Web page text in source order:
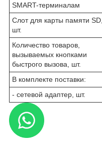
SMART-терминалам
Слот для карты памяти SD,
шт.
Количество товаров,
вызываемых кнопками
быстрого вызова, шт.
В комплекте поставки:
- сетевой адаптер, шт.